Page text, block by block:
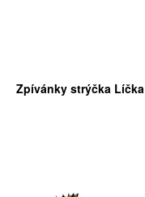
Zpívánky strýčka Líčka